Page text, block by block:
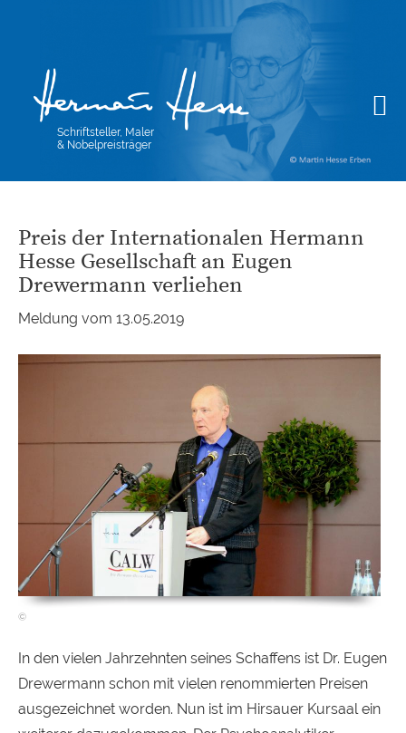
Schriftsteller, Maler
& Nobelpreisträger
Preis der Internationalen Hermann
Hesse Gesellschaft an Eugen
Drewermann verliehen
Meldung vom 13.05.2019
In den vielen Jahrzehnten seines Schaffens ist Dr. Eugen
Drewermann schon mit vielen renommierten Preisen
ausgezeichnet worden. Nun ist im Hirsauer Kursaal ein